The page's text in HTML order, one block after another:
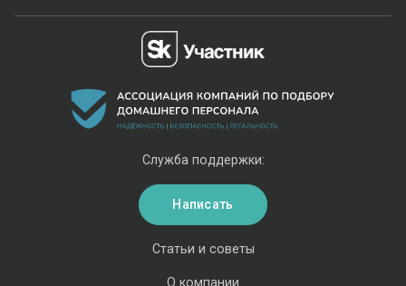
Статьи и советы
О компании
Служба поддержки:
Написать